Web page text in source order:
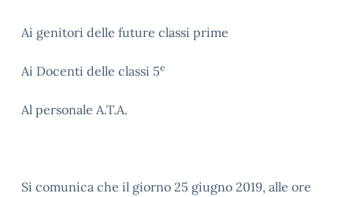
Ai genitori delle future classi prime
Ai Docenti delle classi 5e
Al personale A.T.A.
Si comunica che il giorno 25 giugno 2019, alle ore